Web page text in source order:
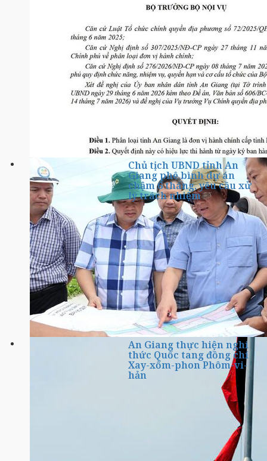
Chủ tịch UBND tỉnh An
Giang phê bình dự án
chậm 6 tháng, yêu cầu xử
lý trách nhiệm
An Giang thực hiện nghi
thức Quốc tang đồng chí
Xay-xổm-phon Phôm-vi-
hản